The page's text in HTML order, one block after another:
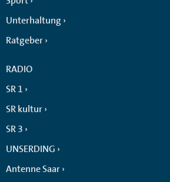
Unterhaltung
Ratgeber
RADIO
SR 1
SR kultur
SR 3
UNSERDING
Antenne Saar